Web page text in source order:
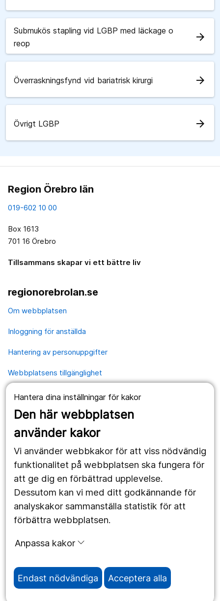
Hantera dina inställningar för kakor
Den här webbplatsen
använder kakor
Vi använder webbkakor för att viss nödvändig
funktionalitet på webbplatsen ska fungera för
att ge dig en förbättrad upplevelse.
Dessutom kan vi med ditt godkännande för
analyskakor sammanställa statistik för att
förbättra webbplatsen.
Anpassa kakor
Endast nödvändiga Acceptera alla
Submukös stapling vid LGBP med läckage o
reop
arrow_forward
Överraskningsfynd vid bariatrisk kirurgi arrow_forward
Övrigt LGBP arrow_forward
Region Örebro län
019-602 10 00
Box 1613
701 16 Örebro
Tillsammans skapar vi ett bättre liv
regionorebrolan.se
Om webbplatsen
Inloggning för anställda
Hantering av personuppgifter
Webbplatsens tillgänglighet
Våra webbplatser
1177.se
Region Örebro län
Följ oss
Facebook